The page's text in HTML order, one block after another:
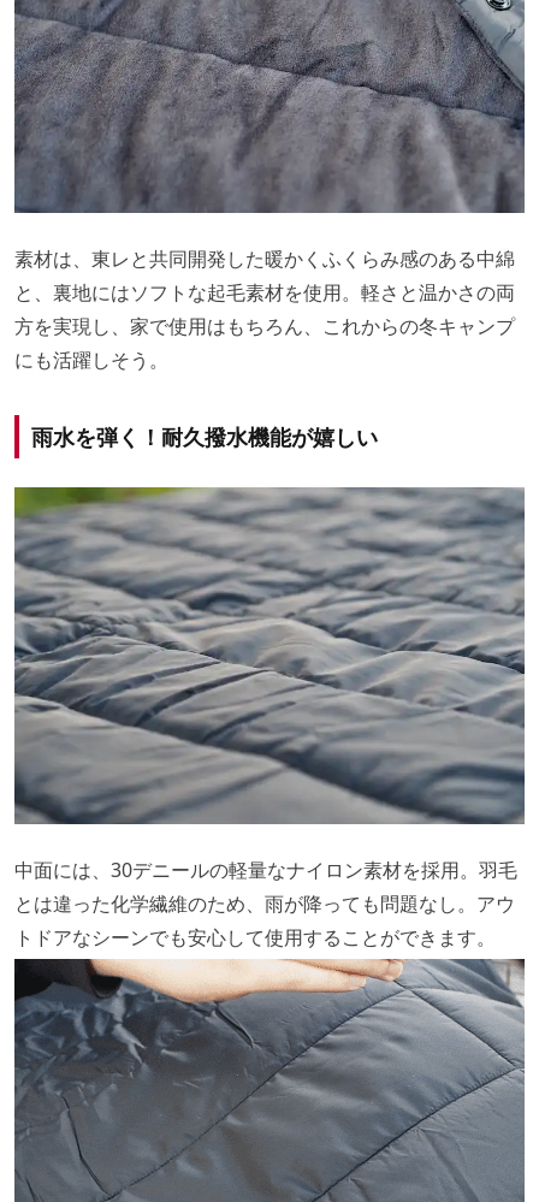
素材は、東レと共同開発した暖かくふくらみ感のある中綿
と、裏地にはソフトな起毛素材を使用。軽さと温かさの両
方を実現し、家で使用はもちろん、これからの冬キャンプ
にも活躍しそう。
雨水を弾く！耐久撥水機能が嬉しい
中面には、30デニールの軽量なナイロン素材を採用。羽毛
とは違った化学繊維のため、雨が降っても問題なし。アウ
トドアなシーンでも安心して使用することができます。